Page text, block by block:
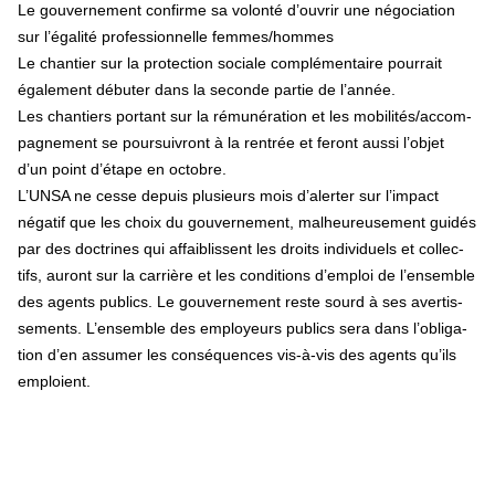
Le gouvernement confirme sa volonté d’ouvrir une négociation
sur l’égalité professionnelle femmes/hommes
Le chantier sur la protection sociale complémentaire pourrait
également débuter dans la seconde partie de l’année.
Les chan­tiers por­tant sur la rému­né­ra­tion et les mobi­li­tés/accom­
pa­gne­ment se pour­sui­vront à la ren­trée et feront aussi l’objet
d’un point d’étape en octo­bre.
L’UNSA ne cesse depuis plu­sieurs mois d’aler­ter sur l’impact
néga­tif que les choix du gou­ver­ne­ment, mal­heu­reu­se­ment guidés
par des doc­tri­nes qui affai­blis­sent les droits indi­vi­duels et col­lec­
tifs, auront sur la car­rière et les condi­tions d’emploi de l’ensem­ble
des agents publics. Le gou­ver­ne­ment reste sourd à ses aver­tis­
se­ments. L’ensem­ble des employeurs publics sera dans l’obli­ga­
tion d’en assu­mer les consé­quen­ces vis-à-vis des agents qu’ils
emploient.